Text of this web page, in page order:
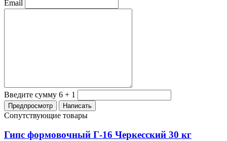
Email
Введите сумму 6 + 1
Сопутствующие товары
Гипс формовочный Г-16 Черкесский 30 кг